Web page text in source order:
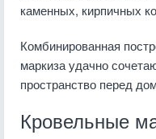
каменных, кирпичных
Комбинированная
маркиза удачно
пространство перед
Кровельные